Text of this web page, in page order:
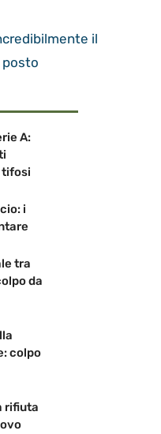
il
posto
A:
tifosi
i
tra
da
colpo
rifiuta